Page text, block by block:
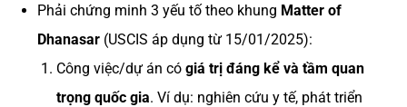
Phải chứng minh 3 yếu tố theo khung Matter of
Dhanasar(USCIS áp dụng từ 15/01/2025):
Công việc/dự án có giá trị đáng kể và tầm quan
trọng quốc gia. Ví dụ: nghiên cứu y tế, phát triển